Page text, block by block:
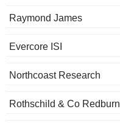
Raymond James
Evercore ISI
Northcoast Research
Rothschild & Co Redburn